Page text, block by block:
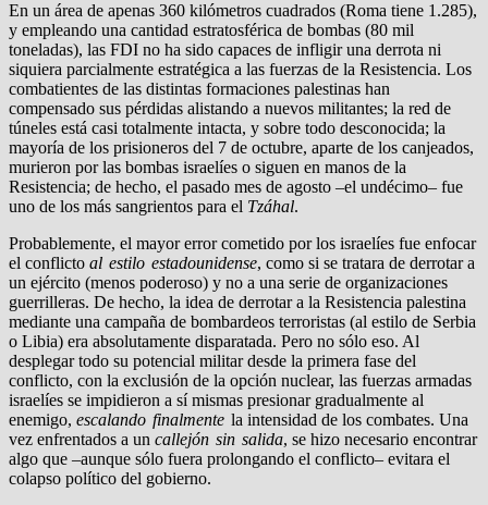
En un área de apenas 360 kilómetros cuadrados (Roma tiene 1.285),
y empleando una cantidad estratosférica de bombas (80 mil
toneladas), las FDI no ha sido capaces de infligir una derrota ni
siquiera parcialmente estratégica a las fuerzas de la Resistencia. Los
combatientes de las distintas formaciones palestinas han
compensado sus pérdidas alistando a nuevos militantes; la red de
túneles está casi totalmente intacta, y sobre todo desconocida; la
mayoría de los prisioneros del 7 de octubre, aparte de los canjeados,
murieron por las bombas israelíes o siguen en manos de la
Resistencia; de hecho, el pasado mes de agosto –el undécimo– fue
uno de los más sangrientos para el Tzáhal.
Probablemente, el mayor error cometido por los israelíes fue enfocar
el conflicto al estilo estadounidense, como si se tratara de derrotar a
un ejército (menos poderoso) y no a una serie de organizaciones
guerrilleras. De hecho, la idea de derrotar a la Resistencia palestina
mediante una campaña de bombardeos terroristas (al estilo de Serbia
o Libia) era absolutamente disparatada. Pero no sólo eso. Al
desplegar todo su potencial militar desde la primera fase del
conflicto, con la exclusión de la opción nuclear, las fuerzas armadas
israelíes se impidieron a sí mismas presionar gradualmente al
enemigo, escalando finalmente la intensidad de los combates. Una
vez enfrentados a un callejón sin salida, se hizo necesario encontrar
algo que –aunque sólo fuera prolongando el conflicto– evitara el
colapso político del gobierno.